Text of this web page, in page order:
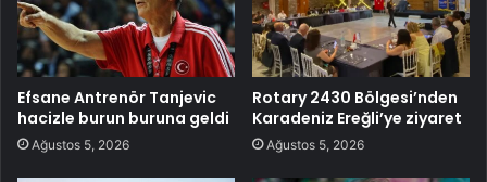
Efsane Antrenör Tanjevic
hacizle burun buruna geldi
Ağustos 5, 2026
Rotary 2430 Bölgesi’nden
Karadeniz Ereğli’ye ziyaret
Ağustos 5, 2026